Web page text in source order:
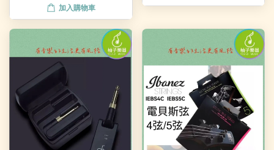
加入購物車